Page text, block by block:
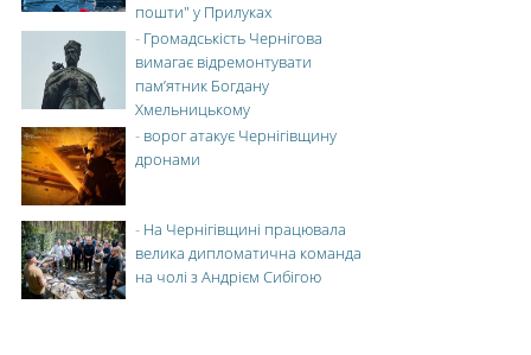
пошти" у Прилуках
- Громадськість Чернігова
вимагає відремонтувати
пам’ятник Богдану
Хмельницькому
- ворог атакує Чернігівщину
дронами
- На Чернігівщині працювала
велика дипломатична команда
на чолі з Андрієм Сибігою